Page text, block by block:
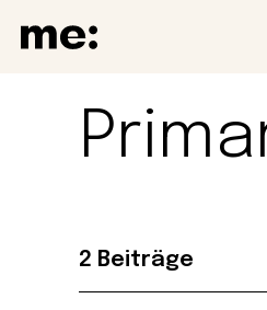
2 Beiträge